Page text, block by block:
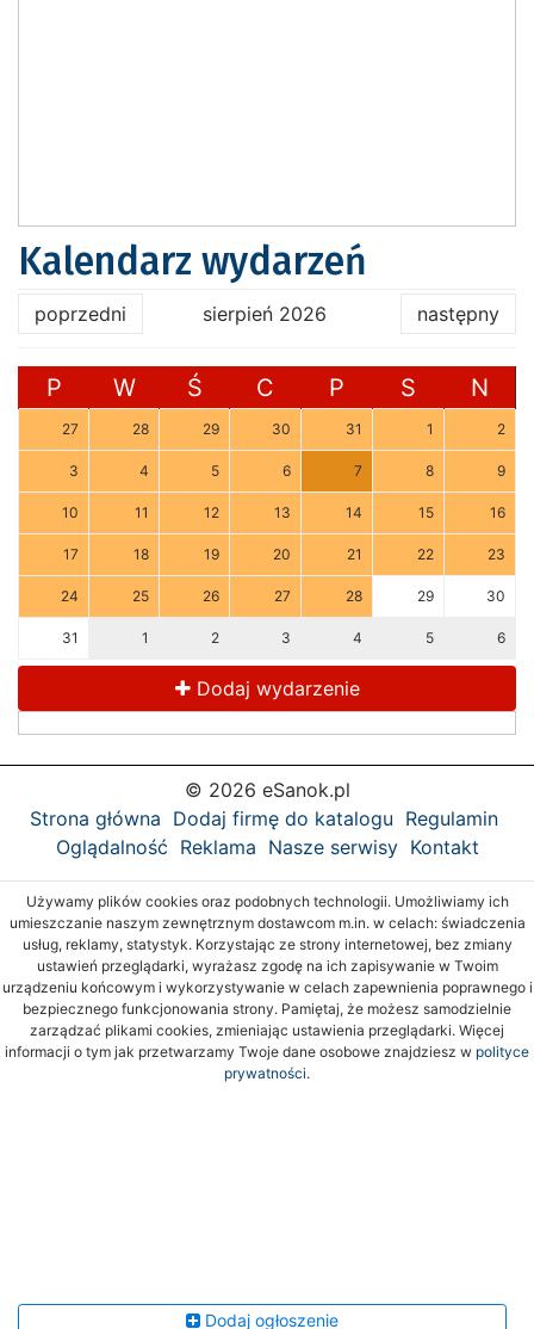
Kalendarz wydarzeń
poprzedni sierpień 2026 następny
P W Ś C P S N
27 28 29 30 31 1 2
3 4 5 6 7 8 9
10 11 12 13 14 15 16
17 18 19 20 21 22 23
24 25 26 27 28 29 30
31 1 2 3 4 5 6
Dodaj wydarzenie
© 2026 eSanok.pl
Strona główna Dodaj firmę do katalogu Regulamin
Oglądalność Reklama Nasze serwisy Kontakt
Używamy plików cookies oraz podobnych technologii. Umożliwiamy ich
umieszczanie naszym zewnętrznym dostawcom m.in. w celach: świadczenia
usług, reklamy, statystyk. Korzystając ze strony internetowej, bez zmiany
ustawień przeglądarki, wyrażasz zgodę na ich zapisywanie w Twoim
urządzeniu końcowym i wykorzystywanie w celach zapewnienia poprawnego i
bezpiecznego funkcjonowania strony. Pamiętaj, że możesz samodzielnie
zarządzać plikami cookies, zmieniając ustawienia przeglądarki. Więcej
informacji o tym jak przetwarzamy Twoje dane osobowe znajdziesz w polityce
prywatności.
Dodaj ogłoszenie